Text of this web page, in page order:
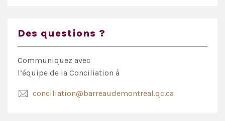
Des questions ?
Communiquez avec
l’équipe de la Conciliation à
conciliation@barreaudemontreal.qc.ca